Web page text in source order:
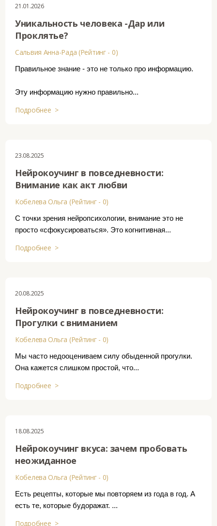
21.01.2026
Уникальность человека -Дар или
Проклятье?
Сальвия Анна-Рада (Рейтинг - 0)
Правильное знание - это не только про информацию.
Эту информацию нужно правильно...
Подробнее >
23.08.2025
Нейрокоучинг в повседневности:
Внимание как акт любви
Кобелева Ольга (Рейтинг - 0)
С точки зрения нейропсихологии, внимание это не
просто «сфокусироваться». Это когнитивная...
Подробнее >
20.08.2025
Нейрокоучинг в повседневности:
Прогулки с вниманием
Кобелева Ольга (Рейтинг - 0)
Мы часто недооцениваем силу обыденной прогулки.
Она кажется слишком простой, что...
Подробнее >
18.08.2025
Нейрокоучинг вкуса: зачем пробовать
неожиданное
Кобелева Ольга (Рейтинг - 0)
Есть рецепты, которые мы повторяем из года в год. А
есть те, которые будоражат. ...
Подробнее >